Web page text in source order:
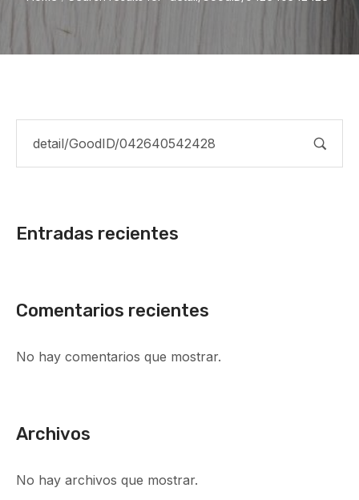
Entradas recientes
Comentarios recientes
No hay comentarios que mostrar.
Archivos
No hay archivos que mostrar.